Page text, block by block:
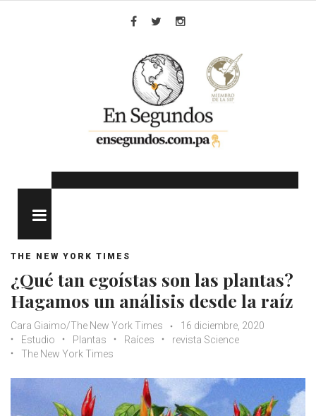
THE NEW YORK TIMES
¿Qué tan egoístas son las plantas?
Hagamos un análisis desde la raíz
Cara Giaimo/The New York Times
16 diciembre, 2020
Estudio
Plantas Raíces
revista Science
The New York Times